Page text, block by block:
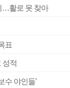
…활로 못 찾아
표
성적
수 야인들’